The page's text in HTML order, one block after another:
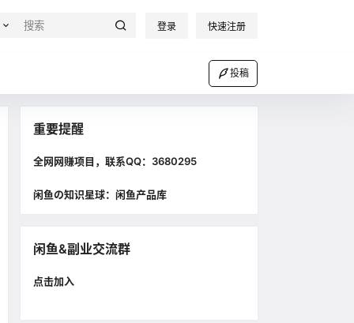
登录 快速注册
投稿
重要提醒
全网网赚项目，联系QQ：3680295
闲鱼の知识星球：闲鱼产品库
闲鱼&副业交流群
点击加入